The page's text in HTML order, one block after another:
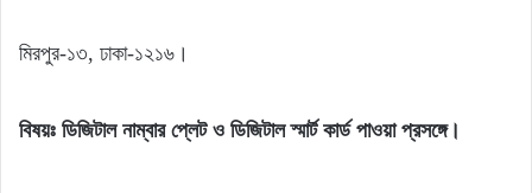
মিরপুর-১৩, ঢাকা-১২১৬।
বিষয়ঃ ডিজিটাল নাম্বার প্লেট ও ডিজিটাল স্মার্ট কার্ড পাওয়া প্রসঙ্গে।